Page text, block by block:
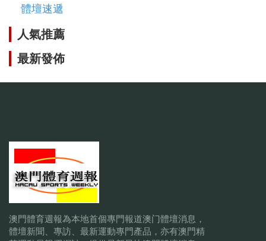
體壇速遞
人氣推薦
最新發佈
澳門體育週報為本地首個專門報道澳门體壇消息，
體壇新聞、專訪、最新運動專門產品，亦有澳門精